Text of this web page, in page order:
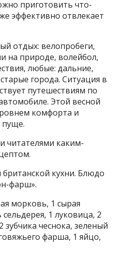
приготовить что-
эффективно отвлекает
отдых: велопробеги,
на природе, волейбол,
любые: дальние,
города. Ситуация в
путешествиям по
Этой весной
комфорта и
пуще.
читателями каким-
кухни. Блюдо
фарш».
морковь, 1 сырая
1 луковица, 2
чеснока, зеленый
фарша, 1 яйцо,